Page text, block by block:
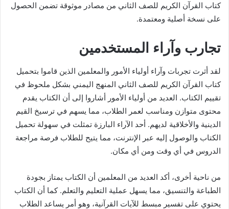
كتاب القرآن الكريم للصف الثاني من مصادر موثوقة تضمن الحصول
على نسخة أصلية ومعتمدة.
تجارب وآراء المستخدمين
لقد أثرت تجربات وآراء أولياء الأمور والمعلمين الذين قاموا بتحميل
كتاب القرآن الكريم للصف الثاني المنهج اليمني بشكل ملحوظ في
تقييم الكتاب. العديد من أولياء الأمور أشاروا إلى أن الكتاب يقدم
محتوى متوازن ومناسب لعمر الطلاب، مما يسهم في ترسيخ القيم
الدينية والأخلاقية لديهم. أحد الآراء البارزة تمثلت في سهولة تحميل
الكتاب والوصول إليه عبر الإنترنت، مما يتيح للطلاب فرصة مراجعة
الدروس في أي وقت ومن أي مكان.
من ناحية أخرى، أكد العديد من المعلمين أن الكتاب يمتاز بجودة
الطباعة والتنسيق، مما يسهل عملية التعليم والتعلم. كما أن الكتاب
يحتوي على تفسير مبسط للآيات القرآنية، وهو أمر يساعد الطلاب